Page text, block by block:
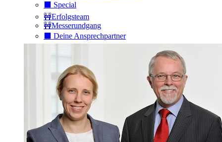
⬛️ Special
🚧Erfolgsteam
🚧Messerundgang
⬛️ Deine Ansprechpartner